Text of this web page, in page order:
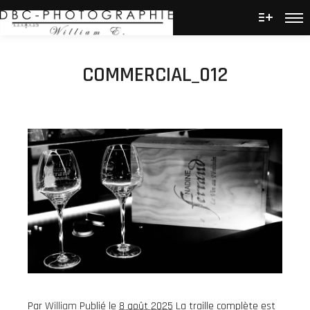
Plus
COMMERCIAL_012
ParWilliam Publié le 8 août 2025 La traille complète est